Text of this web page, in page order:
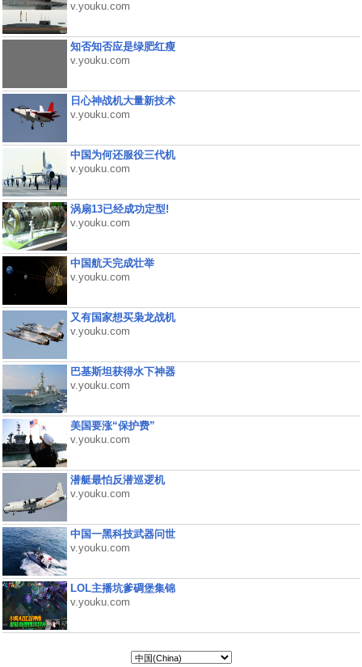
v.youku.com
知否知否应是绿肥红瘦
v.youku.com
日心神战机大量新技术
v.youku.com
中国为何还服役三代机
v.youku.com
涡扇13已经成功定型!
v.youku.com
中国航天完成壮举
v.youku.com
又有国家想买枭龙战机
v.youku.com
巴基斯坦获得水下神器
v.youku.com
美国要涨“保护费”
v.youku.com
潜艇最怕反潜巡逻机
v.youku.com
中国一黑科技武器问世
v.youku.com
LOL主播坑爹碉堡集锦
v.youku.com